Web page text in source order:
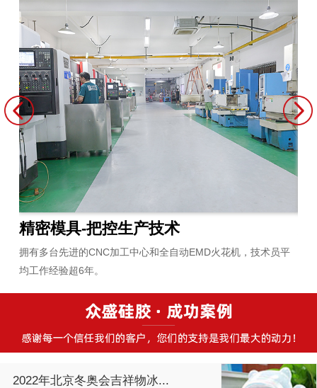
精密模具-把控生产技术
拥有多台先进的CNC加工中心和全自动EMD火花机，技术员平
均工作经验超6年。
2022年北京冬奥会吉祥物冰...